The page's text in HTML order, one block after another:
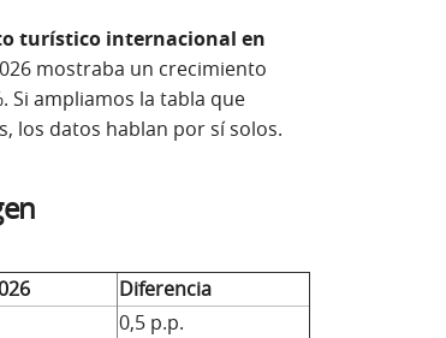
turístico internacional en
mostraba un crecimiento
Si ampliamos la tabla que
los datos hablan por sí solos.
Diferencia
0,5 p.p.